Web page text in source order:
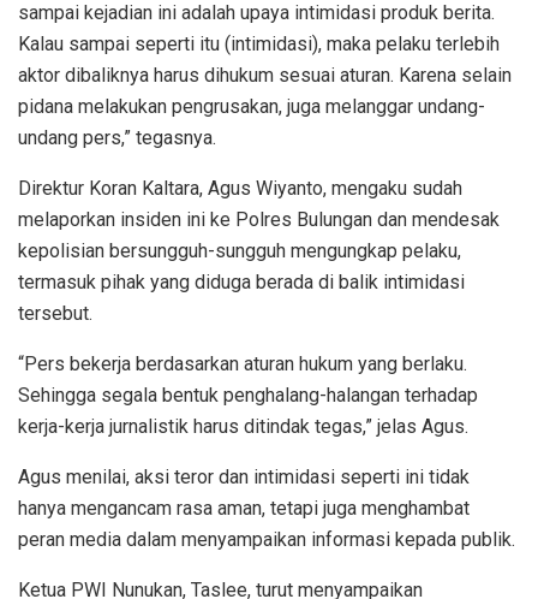
sampai kejadian ini adalah upaya intimidasi produk berita.
Kalau sampai seperti itu (intimidasi), maka pelaku terlebih
aktor dibaliknya harus dihukum sesuai aturan. Karena selain
pidana melakukan pengrusakan, juga melanggar undang-
undang pers,” tegasnya.
Direktur Koran Kaltara, Agus Wiyanto, mengaku sudah
melaporkan insiden ini ke Polres Bulungan dan mendesak
kepolisian bersungguh-sungguh mengungkap pelaku,
termasuk pihak yang diduga berada di balik intimidasi
tersebut.
“Pers bekerja berdasarkan aturan hukum yang berlaku.
Sehingga segala bentuk penghalang-halangan terhadap
kerja-kerja jurnalistik harus ditindak tegas,” jelas Agus.
Agus menilai, aksi teror dan intimidasi seperti ini tidak
hanya mengancam rasa aman, tetapi juga menghambat
peran media dalam menyampaikan informasi kepada publik.
Ketua PWI Nunukan, Taslee, turut menyampaikan